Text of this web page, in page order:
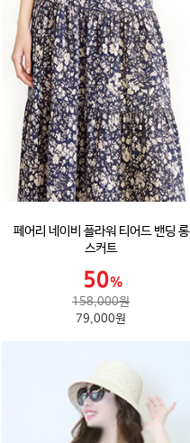
페어리 네이비 플라워 티어드 밴딩 롱
스커트
158,000원
79,000원